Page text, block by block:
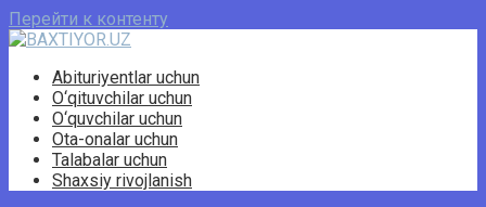
Перейти к контенту
Abituriyentlar uchun
O‘qituvchilar uchun
O‘quvchilar uchun
Ota-onalar uchun
Talabalar uchun
Shaxsiy rivojlanish